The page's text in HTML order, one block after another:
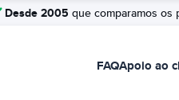
Desde 2005 que comparamos os
FAQApoio ao